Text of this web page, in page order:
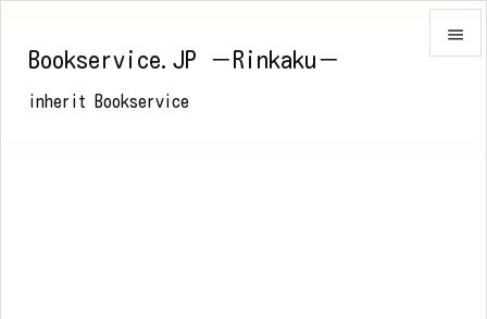
Bookservice.JP －Rinkaku－
inherit Bookservice
